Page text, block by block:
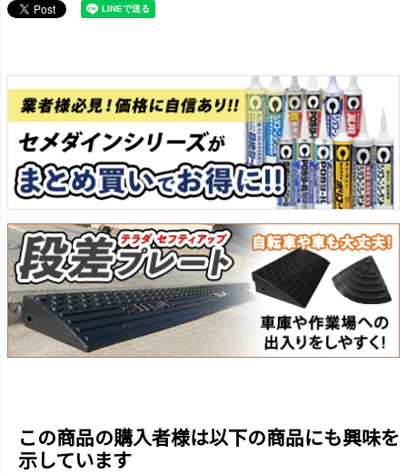
この商品の購入者様は以下の商品にも興味を
示しています